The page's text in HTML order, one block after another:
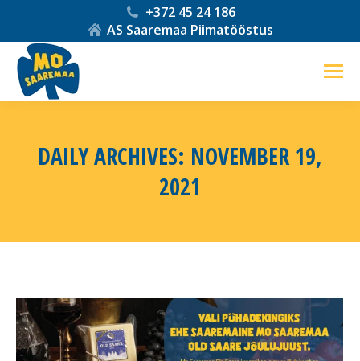
+372 45 24 186
AS Saaremaa Piimatööstus
DAILY ARCHIVES: NOVEMBER 19,
2021